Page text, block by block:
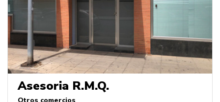
Asesoria R.M.Q.